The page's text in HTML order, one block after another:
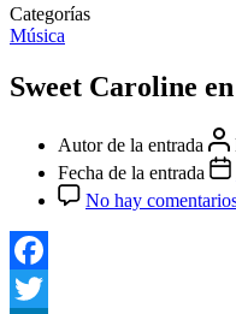
Categorías
Música
Sweet Caroline
Autor de la entrada
Fecha de la entrada
No hay
Facebook